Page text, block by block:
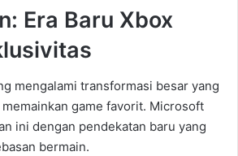
Era Baru Xbox
mengalami transformasi besar yang
game favorit. Microsoft
ini dengan pendekatan baru yang
bermain.